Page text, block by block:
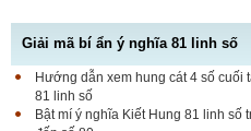
Giải mã bí ẩn ý nghĩa 81 linh số
Hướng dẫn xem hung cát 4 số cuối
81 linh số
Bật mí ý nghĩa Kiết Hung 81 linh số